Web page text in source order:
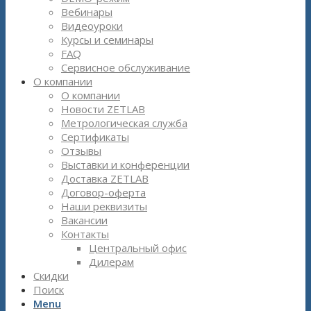
Вебинары
Видеоуроки
Курсы и семинары
FAQ
Сервисное обслуживание
О компании
О компании
Новости ZETLAB
Метрологическая служба
Сертификаты
Отзывы
Выставки и конференции
Доставка ZETLAB
Договор-оферта
Наши реквизиты
Вакансии
Контакты
Центральный офис
Дилерам
Скидки
Поиск
Menu